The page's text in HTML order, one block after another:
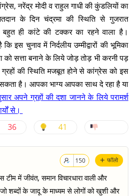
नरेंद्र मोदी व राहुल गाधी की कुंडलियों का
के दिन चंद्रमा की स्थिति से गुजरात
बहुत ही कांटे की टक्कर का रहने वाला है।
कि इस चुनाव में निर्दलीय उम्मीद्वारों की भूमिका
सत्ता बनाने के लिये जोड़ तोड़ भी करनी पड़
की स्थिति मजबूत होने से कांग्रेस को इस
है। आपका भाग्य आपका साथ दे रहा है या
अपने ग्रहों की दशा जानने के लिये परामर्श
से।
36 41
+ फॉलो
150
टीम में जीवंत, समान विचारधारा वाली और
शब्दों के जादू के माध्यम से लोगों को खुशी और